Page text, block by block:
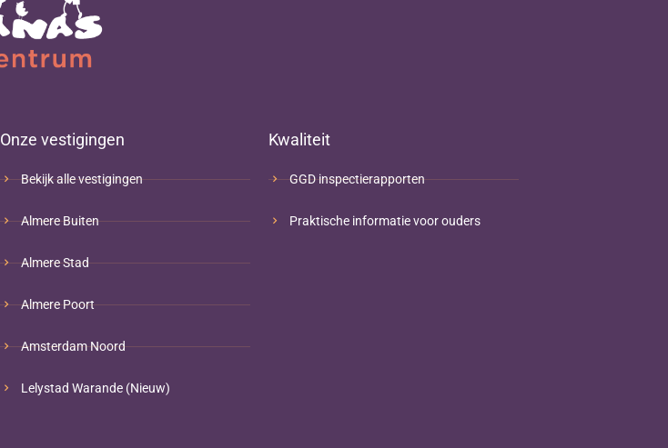
Onze vestigingen
Bekijk alle vestigingen
Almere Buiten
Almere Stad
Almere Poort
Amsterdam Noord
Lelystad Warande (Nieuw)
Kwaliteit
GGD inspectierapporten
Praktische informatie voor ouders